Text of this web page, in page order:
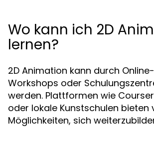
Wo kann ich 2D
lernen?
2D Animation kann durch
Workshops oder
werden. Plattformen wie
oder lokale Kunstschulen bieten
Möglichkeiten, sich